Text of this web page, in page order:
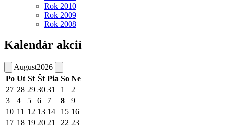
Rok 2010
Rok 2009
Rok 2008
Kalendár akcií
August2026
Po Ut St Št Pia So Ne
27 28 29 30 31 1
2
3
4 5 6 7 8
9
10 11 12 13 14 15 16
17 18 19 20 21 22 23